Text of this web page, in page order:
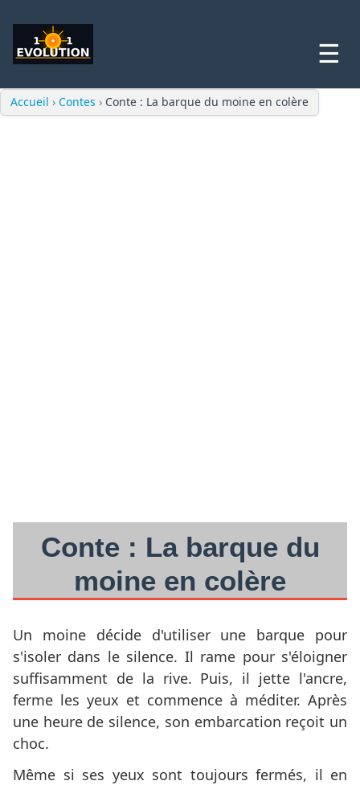
☰
Accueil › Contes › Conte : La barque du moine en colère
Conte : La barque du
moine en colère
Un moine décide d'utiliser une barque pour
s'isoler dans le silence. Il rame pour s'éloigner
suffisamment de la rive. Puis, il jette l'ancre,
ferme les yeux et commence à méditer. Après
une heure de silence, son embarcation reçoit un
choc.
Même si ses yeux sont toujours fermés, il en